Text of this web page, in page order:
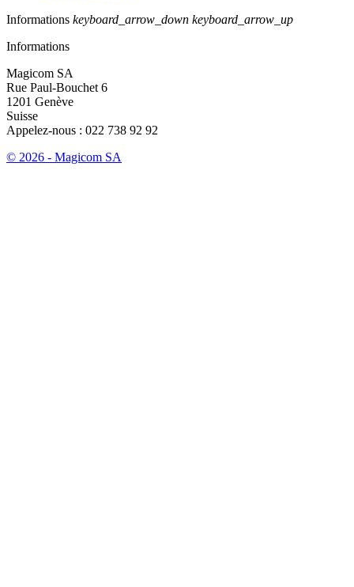
Informations keyboard_arrow_down keyboard_arrow_up
Informations
Magicom SA
Rue Paul-Bouchet 6
1201 Genève
Suisse
Appelez-nous : 022 738 92 92
© 2026 - Magicom SA